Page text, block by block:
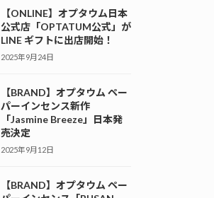
【ONLINE】オプタウム日本
公式店「OPTATUM公式」が
LINE ギフトに出店開始！
2025年9月24日
【BRAND】オプタウム ペー
パーインセンス新作
「Jasmine Breeze」日本発
売決定
2025年9月12日
【BRAND】オプタウム ペー